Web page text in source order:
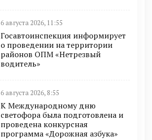
6 августа 2026, 11:55
Госавтоинспекция информирует
о проведении на территории
районов ОПМ «Нетрезвый
водитель»
6 августа 2026, 8:55
К Международному дню
светофора была подготовлена и
проведена конкурсная
программа «Дорожная азбука»